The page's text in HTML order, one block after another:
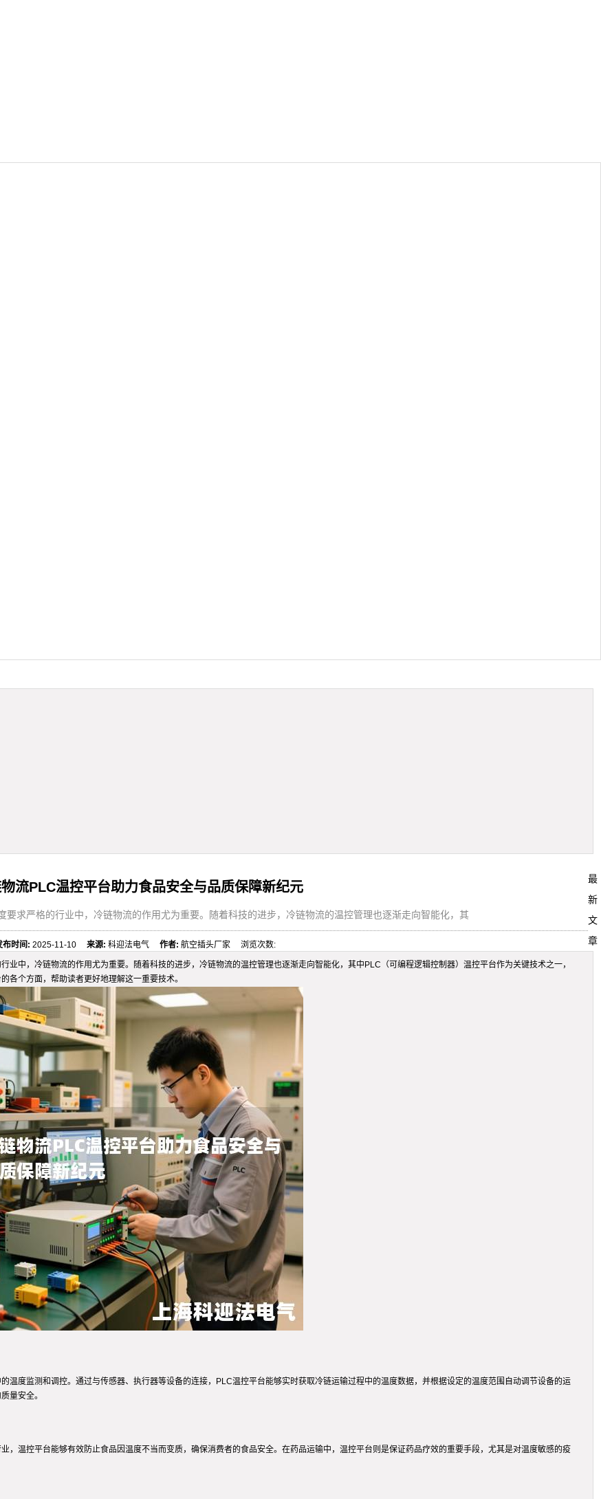
流PLC温控平台助力食品安全与品质保障新纪元
求严格的行业中，冷链物流的作用尤为重要。随着科技的进步，冷链物流的温控管理也逐渐走向智能化，其
布时间: 2025-11-10来源: 科迎法电气作者: 航空插头厂家 浏览次数:
中，冷链物流的作用尤为重要。随着科技的进步，冷链物流的温控管理也逐渐走向智能化，其中PLC（可编程逻辑控制器）温控平台作为关键技术之一，
各个方面，帮助读者更好地理解这一重要技术。
温度监测和调控。通过与传感器、执行器等设备的连接，PLC温控平台能够实时获取冷链运输过程中的温度数据，并根据设定的温度范围自动调节设备的运
量安全。
温控平台能够有效防止食品因温度不当而变质，确保消费者的食品安全。在药品运输中，温控平台则是保证药品疗效的重要手段，尤其是对温度敏感的疫
最
新
文
章